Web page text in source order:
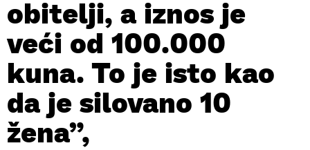
obitelji, a iznos je
veći od 100.000
kuna. To je isto kao
da je silovano 10
žena”,